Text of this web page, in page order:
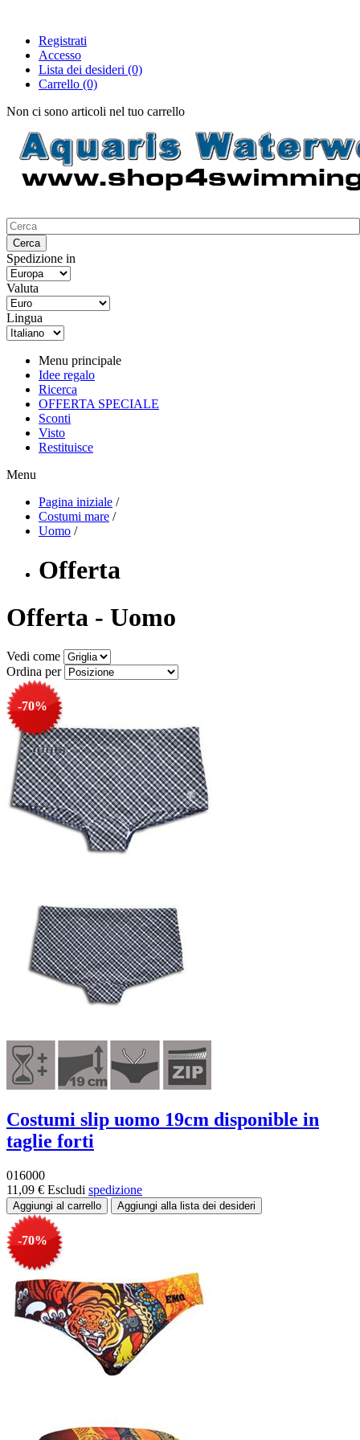
Registrati
Accesso
Lista dei desideri (0)
Carrello (0)
Non ci sono articoli nel tuo carrello
Spedizione in
Valuta
Lingua
Menu principale
Idee regalo
Ricerca
OFFERTA SPECIALE
Sconti
Visto
Restituisce
Menu
Pagina iniziale /
Costumi mare /
Uomo /
Offerta
Offerta - Uomo
Vedi come
Ordina per
-70%
Costumi slip uomo 19cm disponible in
taglie forti
016000
11,09 € Escludi spedizione
-70%